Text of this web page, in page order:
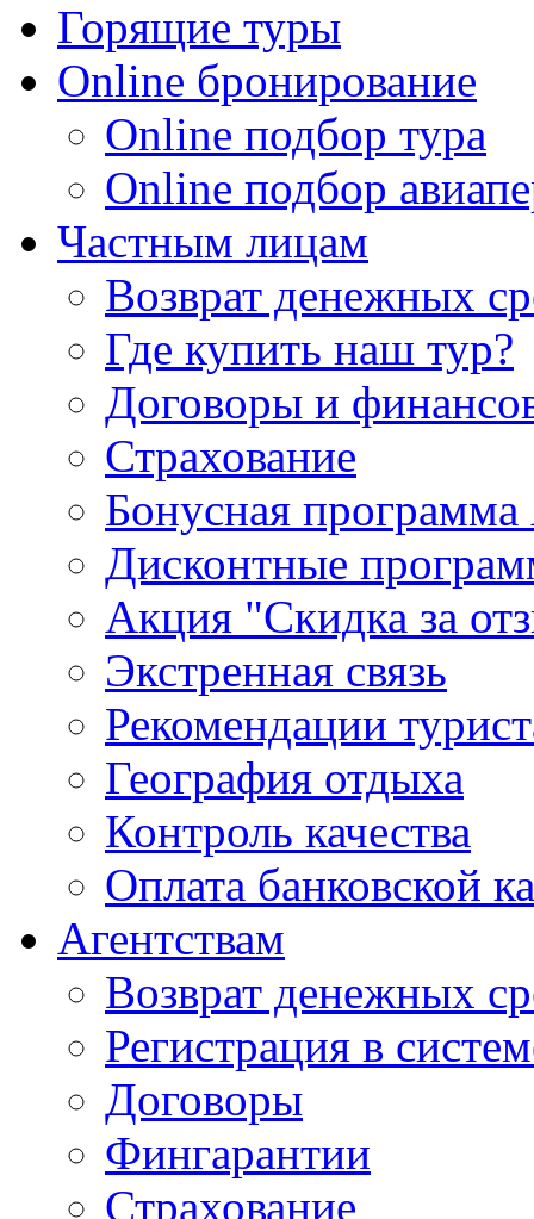
Горящие туры
Online бронирование
Online подбор тура
Online подбор
Частным лицам
Возврат денежных
Где купить наш тур?
Договоры и
Страхование
Бонусная
Дисконтные
Акция "Скидка за
Экстренная связь
Рекомендации
География отдыха
Контроль качества
Оплата банковской
Агентствам
Возврат денежных
Регистрация в
Договоры
Фингарантии
Страхование